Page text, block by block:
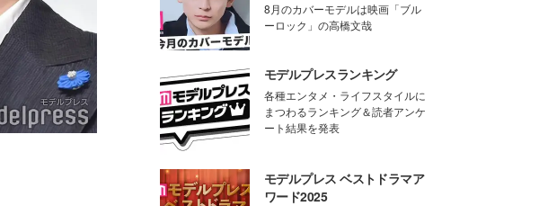
8月のカバーモデルは映画「ブル
ーロック」の高橋文哉
モデルプレスランキング
各種エンタメ・ライフスタイルに
まつわるランキング＆読者アンケ
ート結果を発表
モデルプレス ベストドラマア
ワード2025